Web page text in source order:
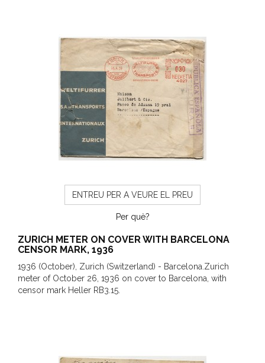
ENTREU PER A VEURE EL PREU
Per què?
ZURICH METER ON COVER WITH BARCELONA
CENSOR MARK, 1936
1936 (October), Zurich (Switzerland) - Barcelona.Zurich
meter of October 26, 1936 on cover to Barcelona, with
censor mark Heller RB3.15.